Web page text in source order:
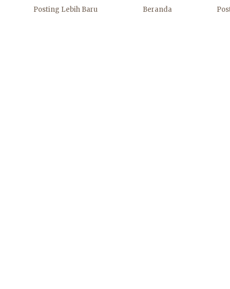
Posting Lebih Baru Beranda